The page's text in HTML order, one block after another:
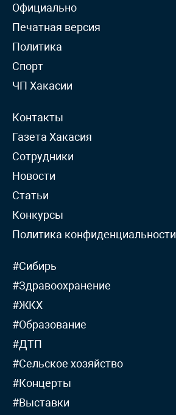
Официально
Печатная версия
Политика
Спорт
ЧП Хакасии
Контакты
Газета Хакасия
Сотрудники
Новости
Статьи
Конкурсы
Политика конфиденциальности
#Сибирь
#Здравоохранение
#ЖКХ
#Образование
#ДТП
#Сельское хозяйство
#Концерты
#Выставки